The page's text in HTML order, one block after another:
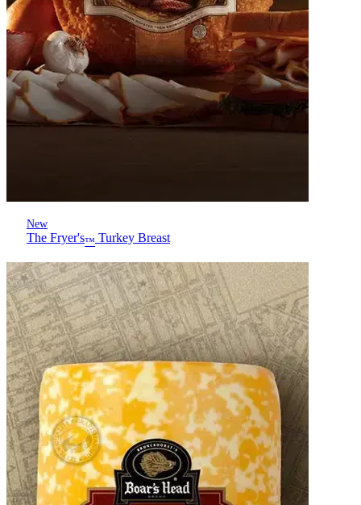
New
The Fryer's™ Turkey Breast